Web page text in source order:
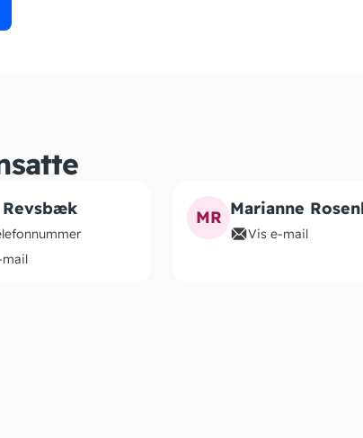
Revsbæk MR Marianne
Vis e-mail